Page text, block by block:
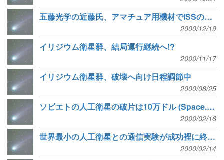
五藤光学の近藤氏、アマチュア用機材でISSの形状をとらえる
2000/12/19
イリジウム衛星群、結局運行継続へ!?
2000/11/17
イリジウム衛星群、破壊へ向け日程調節中
2000/08/25
ソビエトの人工衛星の破片は10万ドル (Space.com)
2000/02/16
世界最小の人工衛星との通信実験が成功裡に終了 (Space Daily)
2000/02/14